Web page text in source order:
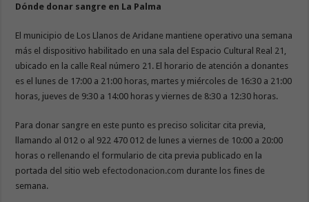
Dónde donar sangre en La Palma
El municipio de Los Llanos de Aridane mantiene operativo una semana
más el dispositivo habilitado en una sala del Espacio Cultural Real 21,
ubicado en la calle Real número 21. El horario de atención a donantes
es el lunes de 17:00 a 21:00 horas, martes y miércoles de 16:30 a 21:00
horas, jueves de 9:30 a 14:00 horas y viernes de 8:30 a 12:30 horas.
Para donar sangre en este punto es preciso solicitar cita previa,
llamando al 012 o al 922 470 012 de lunes a viernes de 10:00 a 20:00
horas o rellenando el formulario de cita previa publicado en la
portada del sitio web efectodonacion.com durante los fines de
semana.